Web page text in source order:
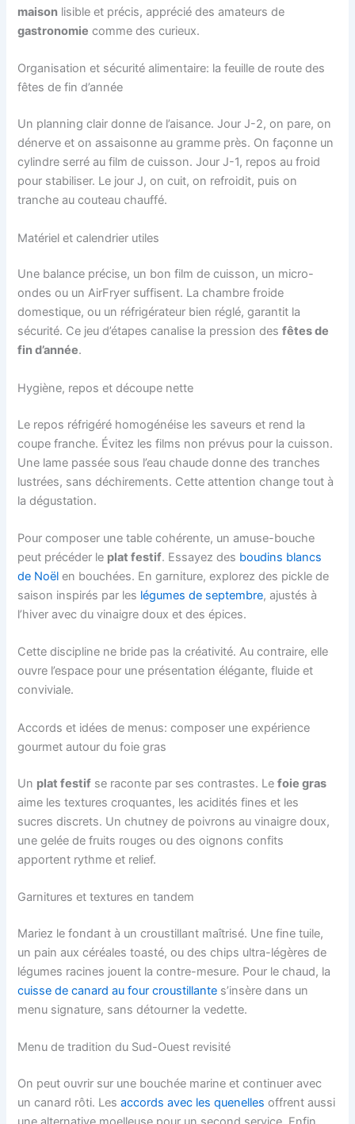
maison lisible et précis, apprécié des amateurs de
gastronomie comme des curieux.
Organisation et sécurité alimentaire: la feuille de route des
fêtes de fin d’année
Un planning clair donne de l’aisance. Jour J-2, on pare, on
dénerve et on assaisonne au gramme près. On façonne un
cylindre serré au film de cuisson. Jour J-1, repos au froid
pour stabiliser. Le jour J, on cuit, on refroidit, puis on
tranche au couteau chauffé.
Matériel et calendrier utiles
Une balance précise, un bon film de cuisson, un micro-
ondes ou un AirFryer suffisent. La chambre froide
domestique, ou un réfrigérateur bien réglé, garantit la
sécurité. Ce jeu d’étapes canalise la pression desfêtes de
fin d’année.
Hygiène, repos et découpe nette
Le repos réfrigéré homogénéise les saveurs et rend la
coupe franche. Évitez les films non prévus pour la cuisson.
Une lame passée sous l’eau chaude donne des tranches
lustrées, sans déchirements. Cette attention change tout à
la dégustation.
Pour composer une table cohérente, un amuse-bouche
peut précéder le plat festif. Essayez des boudins blancs
de Noël en bouchées. En garniture, explorez des pickle de
saison inspirés par les légumes de septembre, ajustés à
l’hiver avec du vinaigre doux et des épices.
Cette discipline ne bride pas la créativité. Au contraire, elle
ouvre l’espace pour une présentation élégante, fluide et
conviviale.
Accords et idées de menus: composer une expérience
gourmet autour du foie gras
Un plat festif se raconte par ses contrastes. Lefoie gras
aime les textures croquantes, les acidités fines et les
sucres discrets. Un chutney de poivrons au vinaigre doux,
une gelée de fruits rouges ou des oignons confits
apportent rythme et relief.
Garnitures et textures en tandem
Mariez le fondant à un croustillant maîtrisé. Une fine tuile,
un pain aux céréales toasté, ou des chips ultra-légères de
légumes racines jouent la contre-mesure. Pour le chaud, la
cuisse de canard au four croustillante s’insère dans un
menu signature, sans détourner la vedette.
Menu de tradition du Sud-Ouest revisité
On peut ouvrir sur une bouchée marine et continuer avec
un canard rôti. Lesaccords avec les quenelles offrent aussi